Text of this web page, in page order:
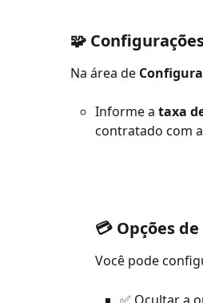
🧩
Na área de
Informe a taxa
contratado com
💳 Opções
Você pode